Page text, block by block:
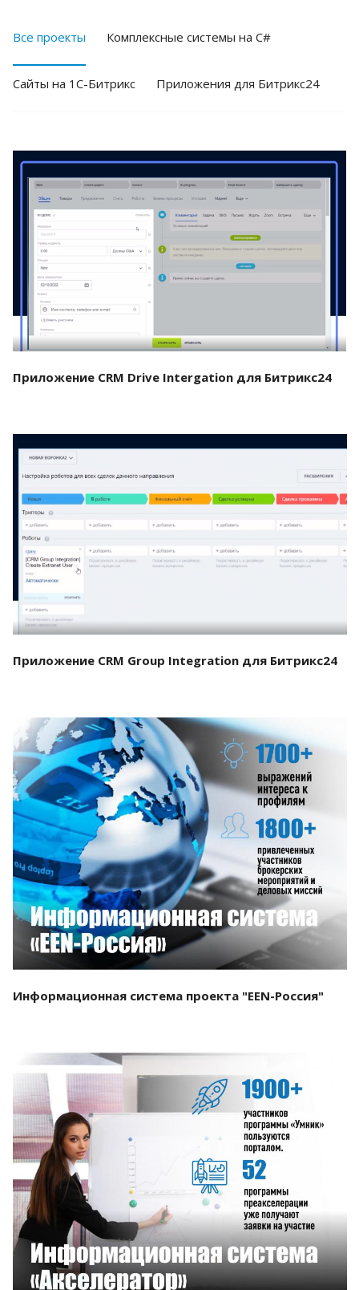
Все проекты Комплексные системы на C#
Cайты на 1С-Битрикс Приложения для Битрикс24
Смотреть проект
Приложение CRM Drive Intergation для Битрикс24
Смотреть проект
Приложение CRM Group Integration для Битрикс24
Смотреть проект
Информационная система проекта "EEN-Россия"
Смотреть проект